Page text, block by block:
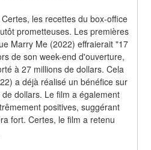
les recettes du box-office
prometteuses. Les premières
Marry Me (2022) effraierait "17
de son week-end d'ouverture,
à 27 millions de dollars. Cela
a déjà réalisé un bénéfice sur
dollars. Le film a également
positives, suggérant
fort. Certes, le film a retenu